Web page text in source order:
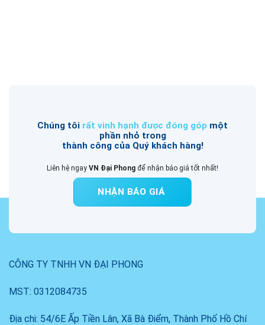
Chúng tôi rất vinh hạnh được đóng góp một
phần nhỏ trong
thành công của Quý khách hàng!
Liên hệ ngay VN Đại Phong để nhận báo giá tốt nhất!
NHẬN BÁO GIÁ
CÔNG TY TNHH VN ĐẠI PHONG
MST: 0312084735
Địa chi: 54/6E Ấp Tiền Lân, Xã Bà Điểm, Thành Phố Hồ Chí